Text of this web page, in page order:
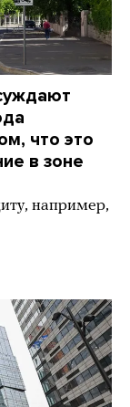
что это
в зоне
например,